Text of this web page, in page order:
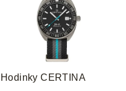
Hodinky CERTINA